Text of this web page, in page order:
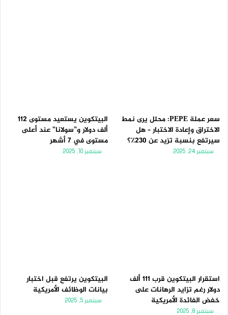
سعر عملة PEPE: محلل يرى نمط
الاختراق وإعادة الاختبار – هل
سيرتفع بنسبة تزيد عن 230٪؟
سبتمبر 24, 2025
البيتكوين يستعيد مستوى 112
ألف دولار و”سولانا” عند أعلى
مستوى في 7 أشهر
سبتمبر 10, 2025
استقرار البيتكوين قرب 111 ألف
دولار رغم تزايد الرهانات على
خفض الفائدة الأمريكية
سبتمبر 8, 2025
البيتكوين يرتفع قبل اختبار
بيانات الوظائف الأمريكية
سبتمبر 5, 2025